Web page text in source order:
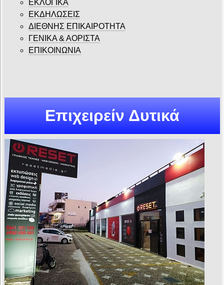
ΕΚΛΟΓΙΚΑ
ΕΚΔΗΛΩΣΕΙΣ
ΔΙΕΘΝΗΣ ΕΠΙΚΑΙΡΟΤΗΤΑ
ΓΕΝΙΚΑ & ΑΟΡΙΣΤΑ
ΕΠΙΚΟΙΝΩΝΙΑ
Επιχειρείν Δυτικά